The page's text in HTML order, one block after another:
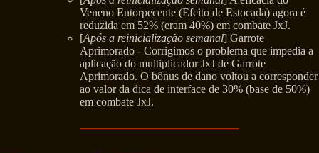
Veneno Entorpecente (Efeito de Estocada) agora é
reduzida em 52% (eram 40%) em combate JxJ.
[Após a reinicialização semanal] Garrote
Aprimorado - Corrigimos o problema que impedia a
aplicação do multiplicador JxJ de Garrote
Aprimorado. O bônus de dano voltou a corresponder
ao valor da dica de interface de 30% (base de 50%)
em combate JxJ.